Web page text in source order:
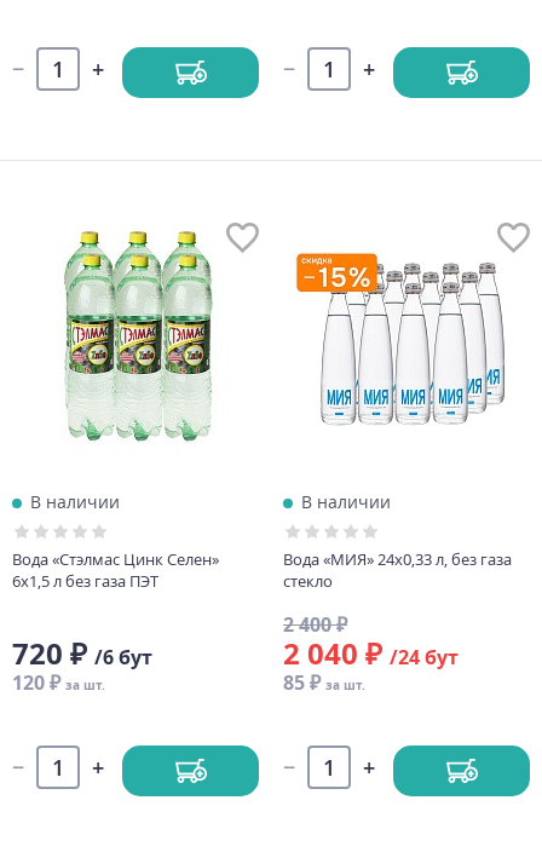
В наличии
Вода «Стэлмас Цинк Селен»
6х1,5 л без газа ПЭТ
720 ₽ /6 бут
120 ₽ за шт.
В наличии
Вода «МИЯ» 24х0,33 л, без газа
стекло
2 400 ₽
2 040 ₽ /24 бут
85 ₽ за шт.